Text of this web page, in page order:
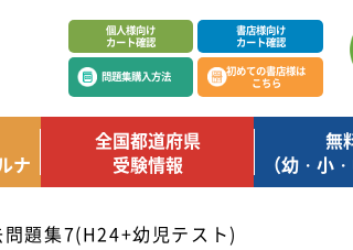
個人様向け
カート確認
書店様向け
カート確認
問題集購入方法 初めての書店様は
こちら
ナ
全国都道府県
受験情報
無
（幼・小
題集7(H24+幼児テスト)